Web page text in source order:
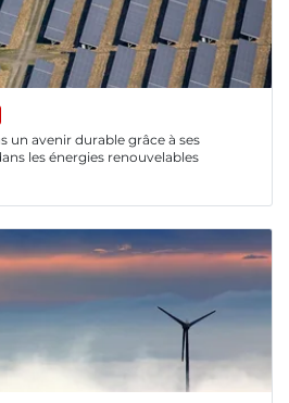
un avenir durable grâce à ses
les énergies renouvelables